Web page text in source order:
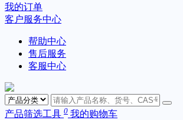
我的订单
客户服务中心
帮助中心
售后服务
客服中心
产品筛选工具 0 我的购物车